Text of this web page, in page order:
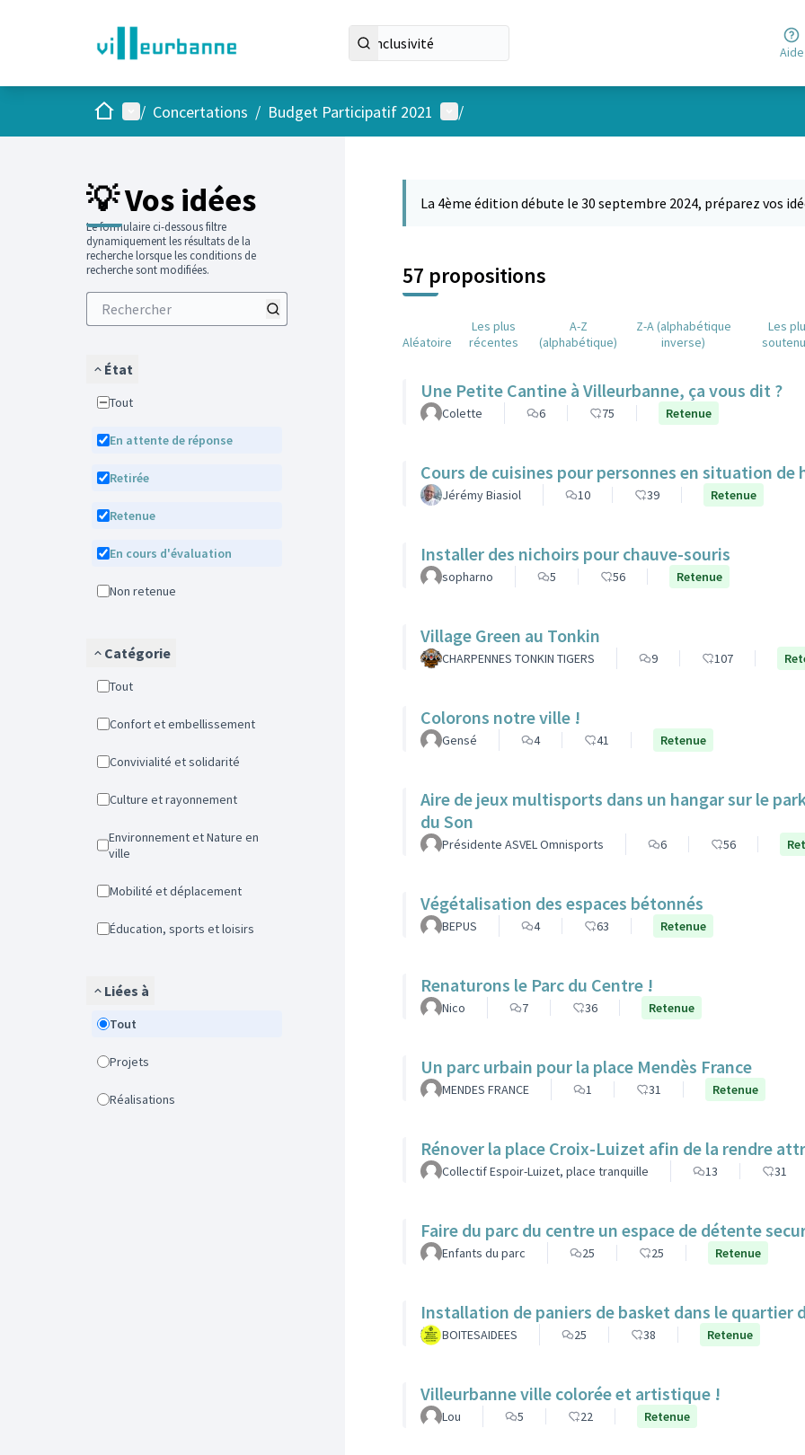
Aide
AccueilMenu principal
/ Concertations / Budget Participatif 2021 Menu utilisateur
/
💡 Vos idées
Le formulaire ci-dessous filtre
dynamiquement les résultats de la
recherche lorsque les conditions de
recherche sont modifiées.
État
Tout
En attente de réponse
Retirée
Retenue
En cours d'évaluation
Non retenue
Catégorie
Tout
Confort et embellissement
Convivialité et solidarité
Culture et rayonnement
Environnement et Nature en
ville
Mobilité et déplacement
Éducation, sports et loisirs
Liées à
Tout
Projets
Réalisations
La 4ème édition débute le 30 septembre 2024, préparez vos
57 propositions
Aléatoire
Les plus
récentes
A-Z
(alphabétique)
Z-A (alphabétique
inverse)
Les
Une Petite Cantine à Villeurbanne, ça vous dit ?
Colette 6 75 Retenue
Cours de cuisines pour personnes en situation de
Jérémy Biasiol 10 39 Retenue
Installer des nichoirs pour chauve-souris
sopharno 5 56 Retenue
Village Green au Tonkin
CHARPENNES TONKIN TIGERS 9 107
Colorons notre ville !
Gensé 4 41 Retenue
Aire de jeux multisports dans un hangar sur le
du Son
Présidente ASVEL Omnisports 6 56
Végétalisation des espaces bétonnés
BEPUS 4 63 Retenue
Renaturons le Parc du Centre !
Nico 7 36 Retenue
Un parc urbain pour la place Mendès France
MENDES FRANCE 1 31 Retenue
Rénover la place Croix-Luizet afin de la rendre
Collectif Espoir-Luizet, place tranquille 13 31
Faire du parc du centre un espace de détente
Enfants du parc 25 25 Retenue
Installation de paniers de basket dans le quartier
BOITESAIDEES 25 38 Retenue
Villeurbanne ville colorée et artistique !
Lou 5 22 Retenue